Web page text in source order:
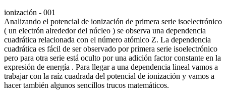
ionización - 001
Analizando el potencial de ionización de primera serie isoelectrónico
( un electrón alrededor del núcleo ) se observa una dependencia
cuadrática relacionada con el número atómico Z. La dependencia
cuadrática es fácil de ser observado por primera serie isoelectrónico
pero para otra serie está oculto por una adición factor constante en la
expresión de energía . Para llegar a una dependencia lineal vamos a
trabajar con la raíz cuadrada del potencial de ionización y vamos a
hacer también algunos sencillos trucos matemáticos.